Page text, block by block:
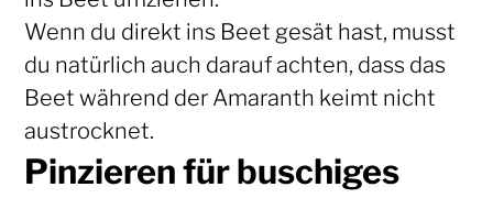
Wenn du direkt ins Beet gesät hast, musst
du natürlich auch darauf achten, dass das
Beet während der Amaranth keimt nicht
austrocknet.
Pinzieren für buschiges